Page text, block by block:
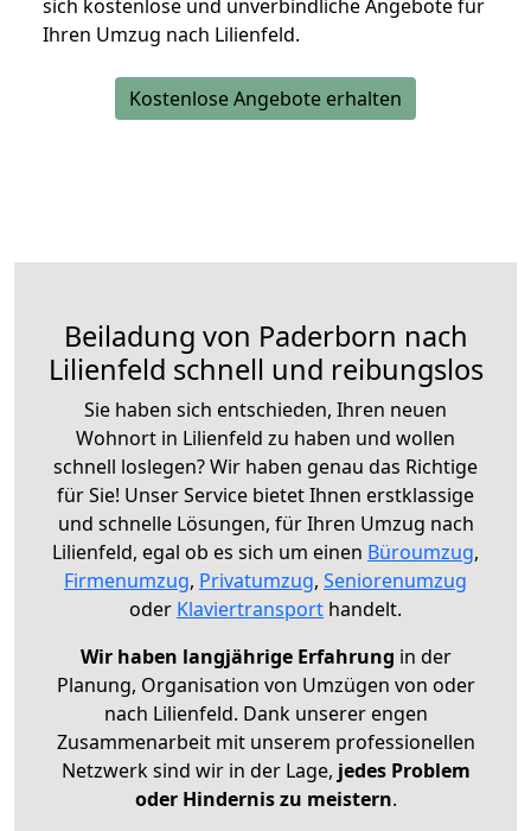
sich kostenlose und unverbindliche Angebote für
Ihren Umzug nach Lilienfeld.
Kostenlose Angebote erhalten
Beiladung von Paderborn nach
Lilienfeld schnell und reibungslos
Sie haben sich entschieden, Ihren neuen
Wohnort in Lilienfeld zu haben und wollen
schnell loslegen? Wir haben genau das Richtige
für Sie! Unser Service bietet Ihnen erstklassige
und schnelle Lösungen, für Ihren Umzug nach
Lilienfeld, egal ob es sich um einen Büroumzug,
Firmenumzug, Privatumzug, Seniorenumzug
oder Klaviertransport handelt.
Wir haben langjährige Erfahrung in der
Planung, Organisation von Umzügen von oder
nach Lilienfeld. Dank unserer engen
Zusammenarbeit mit unserem professionellen
Netzwerk sind wir in der Lage, jedes Problem
oder Hindernis zu meistern.